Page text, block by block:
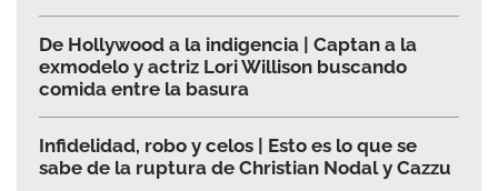
De Hollywood a la indigencia | Captan a la
exmodelo y actriz Lori Willison buscando
comida entre la basura
Infidelidad, robo y celos | Esto es lo que se
sabe de la ruptura de Christian Nodal y Cazzu